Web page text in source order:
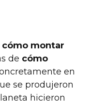
cómo montar
de cómo
en
se produjeron
hicieron